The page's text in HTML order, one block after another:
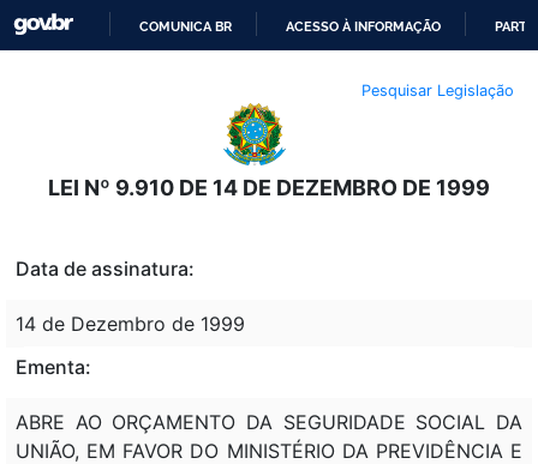
O
CONTEÚDO
COMUNICA BR ACESSO À INFORMAÇÃO
Pesquisar Legislação
LEI Nº 9.910 DE 14 DE DEZEMBRO DE 1999
Data de assinatura:
14 de Dezembro de 1999
Ementa:
ABRE AO ORÇAMENTO DA SEGURIDADE SOCIAL DA
UNIÃO, EM FAVOR DO MINISTÉRIO DA PREVIDÊNCIA E